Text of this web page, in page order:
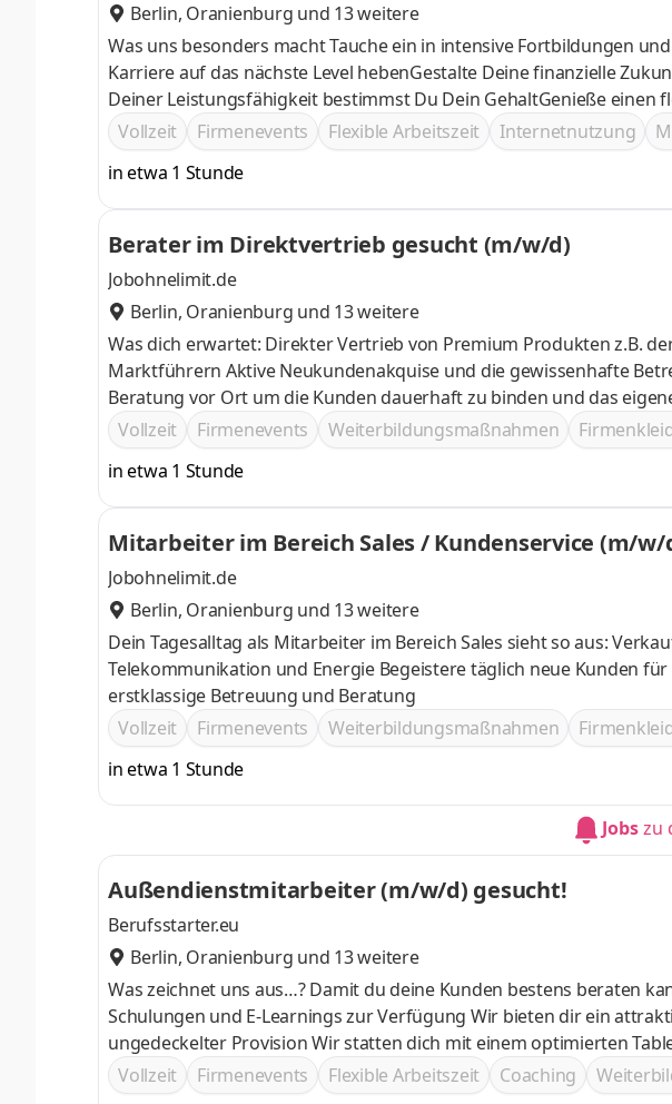
Berlin, Oranienburg und 13 weitere
Was uns besonders macht Tauche ein in intensive Fortbildungen
Karriere auf das nächste Level hebenGestalte Deine finanzielle
Deiner Leistungsfähigkeit bestimmst Du Dein GehaltGenieße einen
Raum für ein erfülltes Leben außerhalb der Arbeit lässtWir öffnen
zu der Selbstständigkeit Zeig uns Dein Bestes und erlebe
zum Beispiel Abenteuerreisen ins Ausland
Vollzeit Firmenevents Flexible Arbeitszeit Internetnutzung
in etwa 1 Stunde
Berater im Direktvertrieb gesucht (m/w/d)
Jobohnelimit.de
Berlin, Oranienburg und 13 weitere
Was dich erwartet: Direkter Vertrieb von Premium Produkten z.B.
Marktführern Aktive Neukundenakquise und die gewissenhafte Betreuung von bestehenden Kunden Persönliche
Beratung vor Ort um die Kunden dauerhaft zu binden und das
Vollzeit
Firmenevents Weiterbildungsmaßnahmen
in etwa 1 Stunde
Mitarbeiter im Bereich Sales / Kundenservice (m/w/
Jobohnelimit.de
Berlin, Oranienburg und 13 weitere
Dein Tagesalltag als Mitarbeiter im Bereich Sales sieht so aus:
Telekommunikation und Energie Begeistere täglich neue Kunden für innovative
erstklassige Betreuung und Beratung
Vollzeit
Firmenevents Weiterbildungsmaßnahmen
in etwa 1 Stunde
Jobszu
Außendienstmitarbeiter (m/w/d) gesucht!
Berufsstarter.eu
Berlin, Oranienburg und 13 weitere
Was zeichnet uns aus…? Damit du deine Kunden bestens beraten kannst, stellen wir einen eigenen Trainer,
Schulungen und E-Learnings zur Verfügung Wir bieten dir ein
ungedeckelter Provision Wir statten dich mit einem optimierten Tablet aus, damit du im Außendienst mobil und
flexibel arbeiten kannst Bei uns arbeitest du in
Vollzeit Firmenevents Flexible Arbeitszeit Coaching